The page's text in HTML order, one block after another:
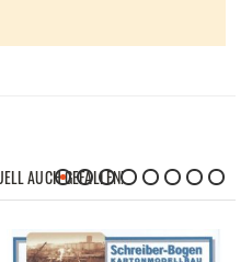
AUCH GEFALLEN!